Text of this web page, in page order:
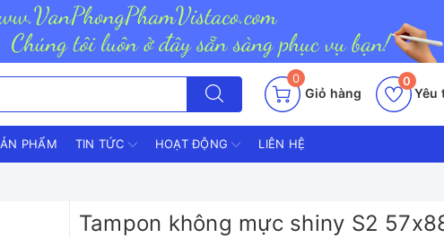
0
Giỏ hàng Yêu
0
PHẨM TIN TỨC HOẠT ĐỘNG LIÊN HỆ
Tampon không mực shiny S2